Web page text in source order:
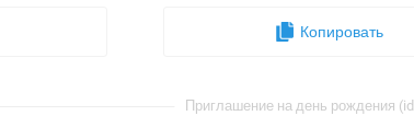
Копировать
Приглашение на день рождения